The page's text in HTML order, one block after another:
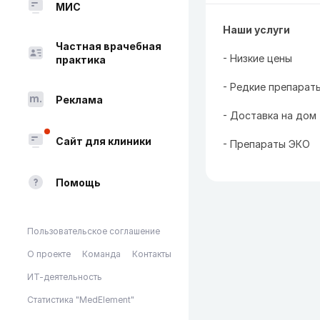
МИС
Частная врачебная
практика
Реклама
Сайт для клиники
Помощь
Пользовательское соглашение
О проекте Команда Контакты
ИТ-деятельность
Статистика "MedElement"
Наши услуги
- Низкие цены
- Редкие
- Доставка на дом
- Препараты ЭКО